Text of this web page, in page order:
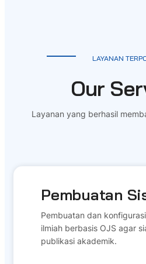
LAYANAN
Our
Layanan yang berhasil
Pembuatan
Pembuatan dan
ilmiah berbasis OJS agar
publikasi akademik.